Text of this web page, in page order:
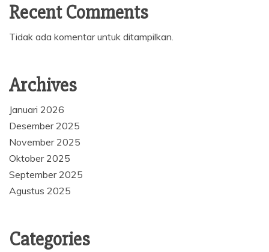
Recent Comments
Tidak ada komentar untuk ditampilkan.
Archives
Januari 2026
Desember 2025
November 2025
Oktober 2025
September 2025
Agustus 2025
Categories